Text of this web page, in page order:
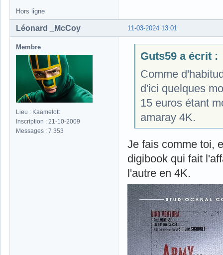
Hors ligne
11-03-2024 13:01
Léonard _McCoy
Membre
Lieu : Kaamelott
Inscription : 21-10-2009
Messages : 7 353
Guts59 a écrit :
Comme
d'ici quelques
15 euros étant
amaray 4K.
Je fais comme toi,
digibook qui fait
l'autre en 4K.